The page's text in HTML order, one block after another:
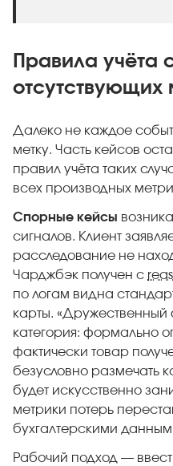
Правила учёта
отсутствующих
Далеко не каждое
метку. Часть кейсов
правил учёта таких
всех производных
Спорные кейсы
сигналов. Клиент
расследование не
Чарджбэк получен с
по логам видна
карты. «Дружественный
категория: формально
фактически товар
безусловно размечать
будет искусственно
метрики потерь
бухгалтерскими
Рабочий подход —